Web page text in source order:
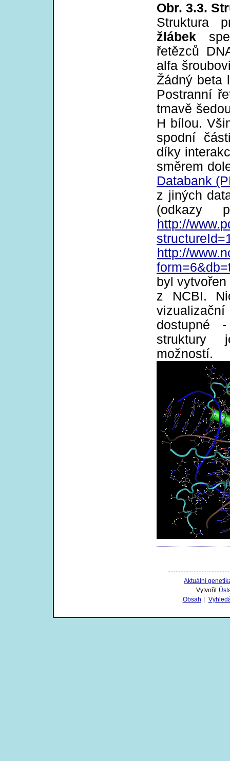
Obr. 3.3.
Struktura
žlábek
řetězců
alfa
Žádný beta
Postranní
tmavě
H bílou.
spodní
díky
směrem
Databank
z jiných
(odkazy
http://
http://
byl
z NCBI.
dostupné
struktury
možností.
Aktuální
Vytvořil
Obsah